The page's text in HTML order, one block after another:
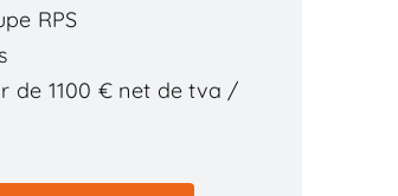
RPS
de 1100 € net de tva /